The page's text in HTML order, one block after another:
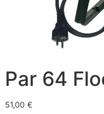
Par 64
51,00 €